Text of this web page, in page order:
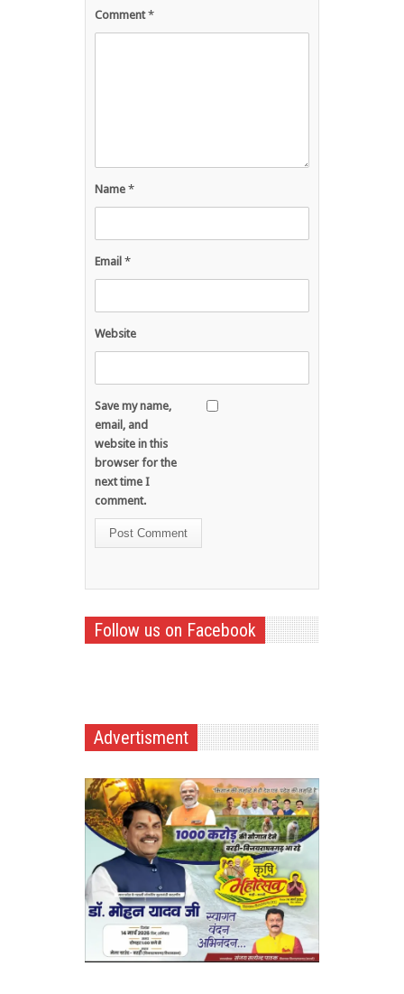
Comment*
Name *
Email *
Website
Save my name,
email, and
website in this
browser for the
next time I
comment.
Follow us on Facebook
Advertisment